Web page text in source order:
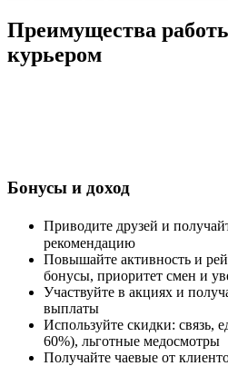
Преимущества
курьером
Бонусы и доход
Приводите друзей и
рекомендацию
Повышайте активность и
бонусы, приоритет смен и
Участвуйте в акциях и
выплаты
Используйте скидки: связь,
60%), льготные медосмотры
Получайте чаевые от